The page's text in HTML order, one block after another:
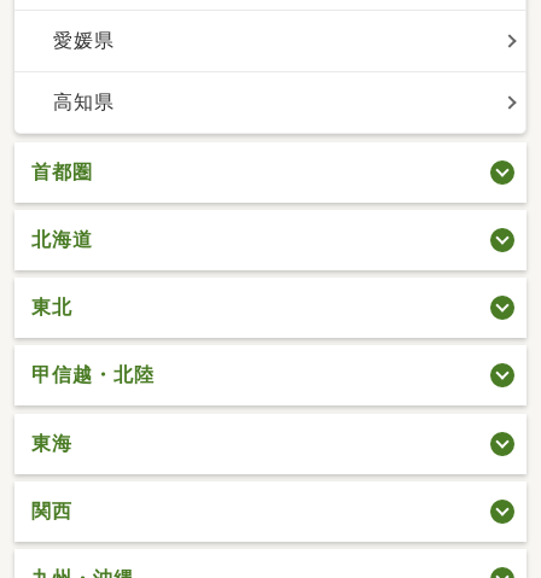
愛媛県
高知県
首都圏
北海道
東北
甲信越・北陸
東海
関西